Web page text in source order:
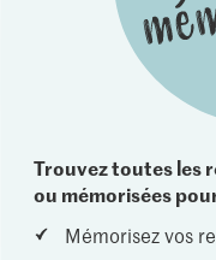
Trouvez toutes les
ou mémorisées
Mémorisez vos